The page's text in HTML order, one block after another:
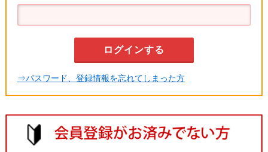
⇒パスワード、登録情報を忘れてしまった方